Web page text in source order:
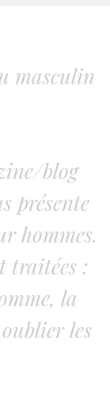
masculin
blog
présente
hommes.
traitées :
la
les